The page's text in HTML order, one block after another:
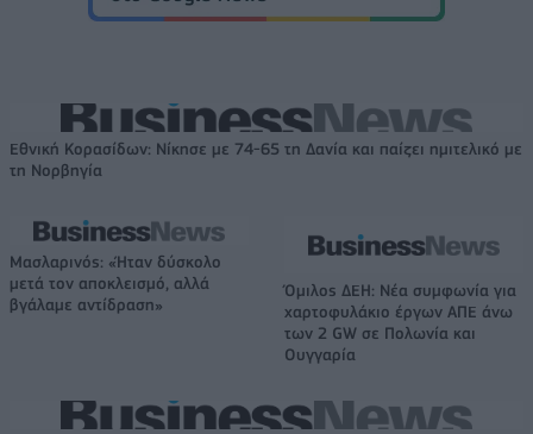
Εθνική Κορασίδων: Νίκησε με 74-65 τη Δανία και παίζει ημιτελικό με
τη Νορβηγία
Μασλαρινός: «Ήταν δύσκολο
μετά τον αποκλεισμό, αλλά
βγάλαμε αντίδραση»
Όμιλος ΔΕΗ: Νέα συμφωνία για
χαρτοφυλάκιο έργων ΑΠΕ άνω
των 2 GW σε Πολωνία και
Ουγγαρία